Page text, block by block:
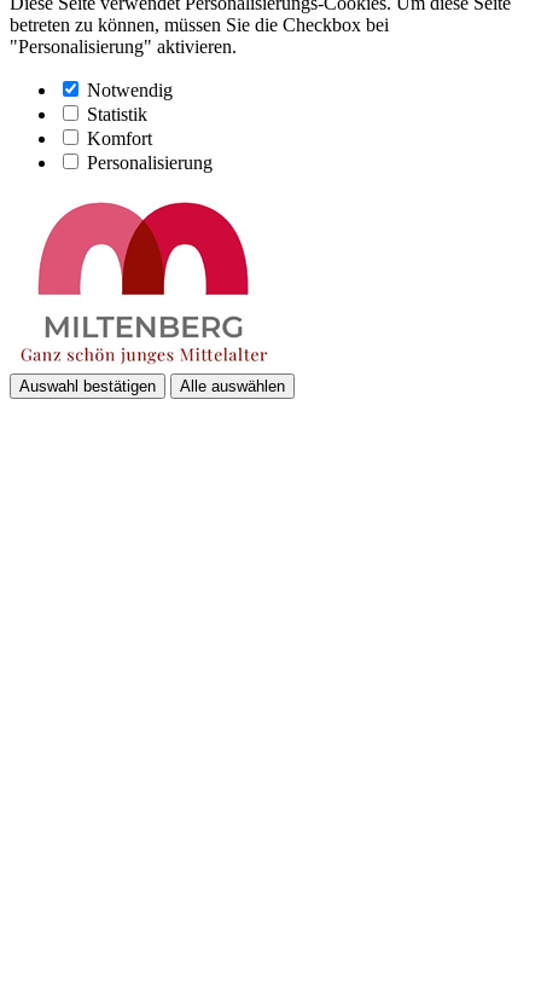
betreten zu können, müssen Sie die Checkbox bei
"Personalisierung" aktivieren.
Notwendig
Statistik
Komfort
Personalisierung
Auswahl bestätigen Alle auswählen